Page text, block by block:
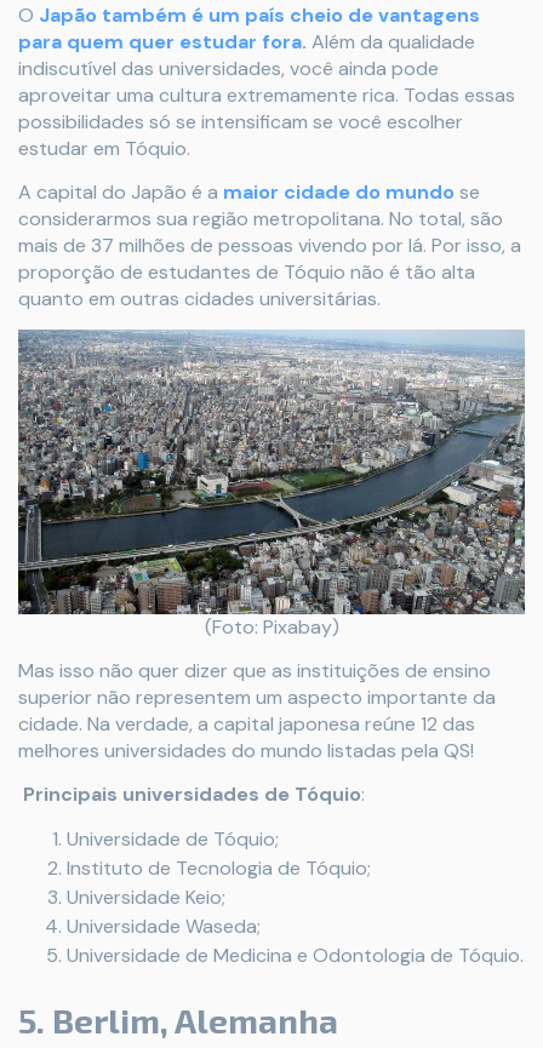
O Japão também é um país cheio de vantagens
para quem quer estudar fora. Além da qualidade
indiscutível das universidades, você ainda pode
aproveitar uma cultura extremamente rica. Todas essas
possibilidades só se intensificam se você escolher
estudar em Tóquio.
A capital do Japão é a maior cidade do mundo se
considerarmos sua região metropolitana. No total, são
mais de 37 milhões de pessoas vivendo por lá. Por isso, a
proporção de estudantes de Tóquio não é tão alta
quanto em outras cidades universitárias.
(Foto: Pixabay)
Mas isso não quer dizer que as instituições de ensino
superior não representem um aspecto importante da
cidade. Na verdade, a capital japonesa reúne 12 das
melhores universidades do mundo listadas pela QS!
Principais universidades de Tóquio:
Universidade de Tóquio;
Instituto de Tecnologia de Tóquio;
Universidade Keio;
Universidade Waseda;
Universidade de Medicina e Odontologia de Tóquio.
5. Berlim, Alemanha